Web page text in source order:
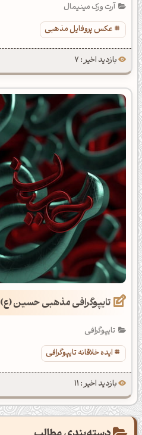
آرت ورک مینیمال
عکس پروفایل مذهبی
بازدید اخیر : 7
تایپوگرافی مذهبی حسین (ع)
تایپوگرافی
ایده خلاقانه تایپوگرافی
بازدید اخیر : 11